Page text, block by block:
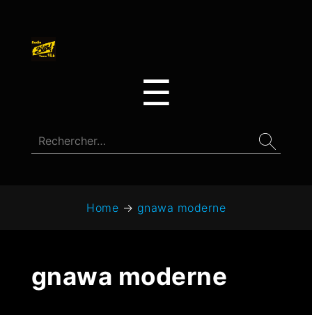
☰
Home → gnawa moderne
gnawa moderne